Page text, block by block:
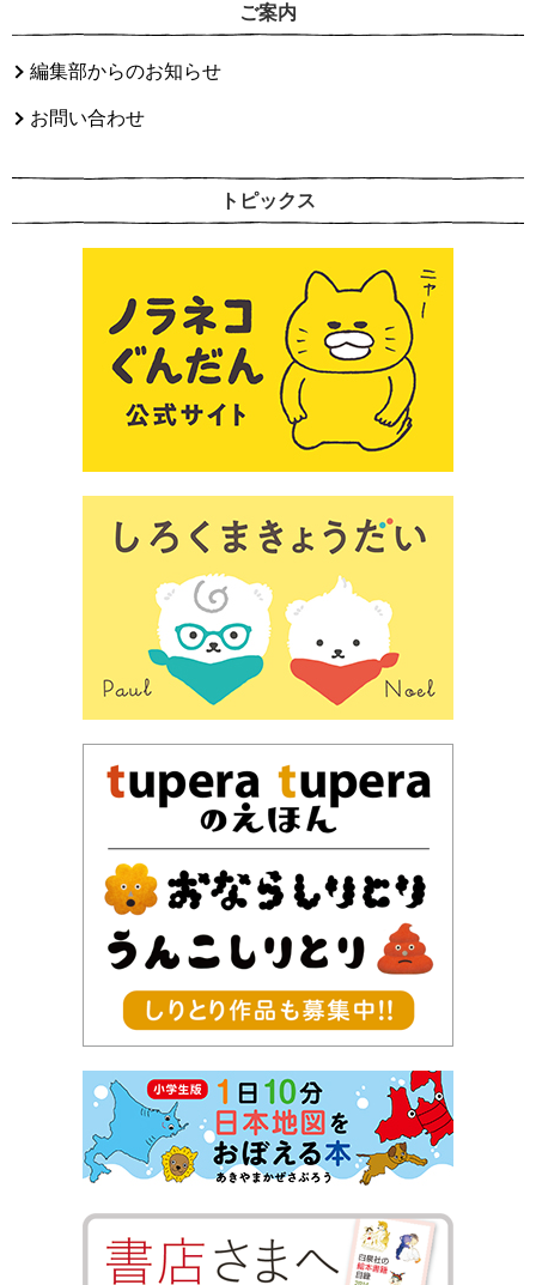
ご案内
編集部からのお知らせ
お問い合わせ
トピックス